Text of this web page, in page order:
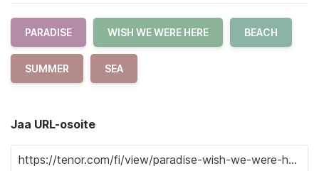
PARADISE WISH WE WERE HERE BEACH
SUMMER SEA
Jaa URL-osoite